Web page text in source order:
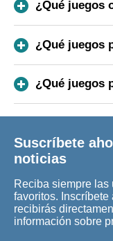
¿Qué juegos
¿Qué juegos
¿Qué juegos
Suscríbete
noticias
Reciba siempre
favoritos.
recibirás
información sobre